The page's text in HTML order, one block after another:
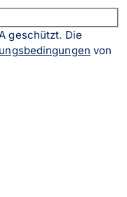
geschützt. Die
von